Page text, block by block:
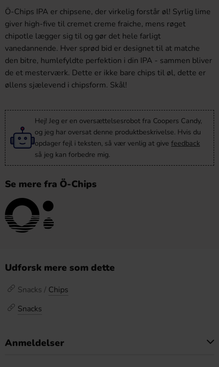
Ö-Chips IPA er chipsene, der virkelig forstår øl! Syrlig lime
giver high-five til cremet creme fraiche, mens røget
chipotle lægger sig til og gør det hele farligt
vanedannende. Hver sprød bid er designet til at matche
den bitre, humlefyldte perfektion i din IPA - sammen bliver
de et mesterværk. Dette er ikke bare chips til øl, dette er
øllens sjælevend i chipsform. Skål!
Hej! Jeg er en oversættelsesrobot fra Coopers Candy,
og jeg har oversat denne produktbeskrivelse. Hvis du
opdager fejl i teksten, så vær venlig at give feedback
så jeg kan forbedre mig.
Se mere fra Ö-Chips
Udforsk mere som dette
Snacks / Chips
Snacks
Anmeldelser